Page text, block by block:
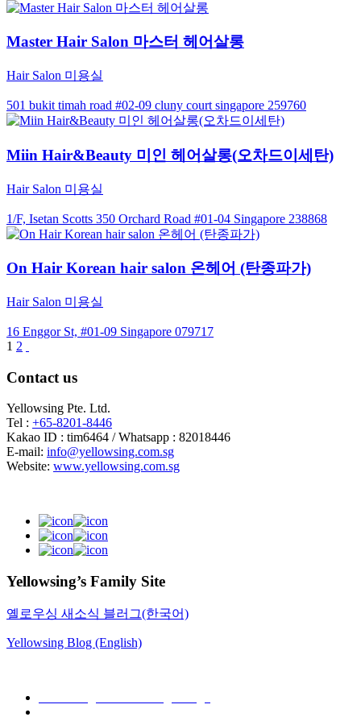
Master Hair Salon 마스터 헤어살롱
Hair Salon 미용실
501 bukit timah road #02-09 cluny court singapore 259760
Miin Hair&Beauty 미인 헤어살롱(오차드이세탄)
Hair Salon 미용실
1/F, Isetan Scotts 350 Orchard Road #01-04 Singapore 238868
On Hair Korean hair salon 온헤어 (탄종파가)
Hair Salon 미용실
16 Enggor St, #01-09 Singapore 079717
1 2
Contact us
Yellowsing Pte. Ltd.
Tel : +65-8201-8446
Kakao ID : tim6464 / Whatsapp : 82018446
E-mail: info@yellowsing.com.sg
Website: www.yellowsing.com.sg
Yellowsing’s Family Site
옐로우싱 새소식 블러그(한국어)
Yellowsing Blog (English)